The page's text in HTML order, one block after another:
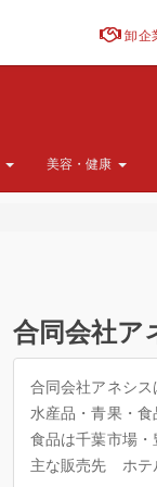
卸企
美容・健康
合同会社ア
合同会社アネシ
水産品・青果・
食品は千葉市場
主な販売先 ホテ